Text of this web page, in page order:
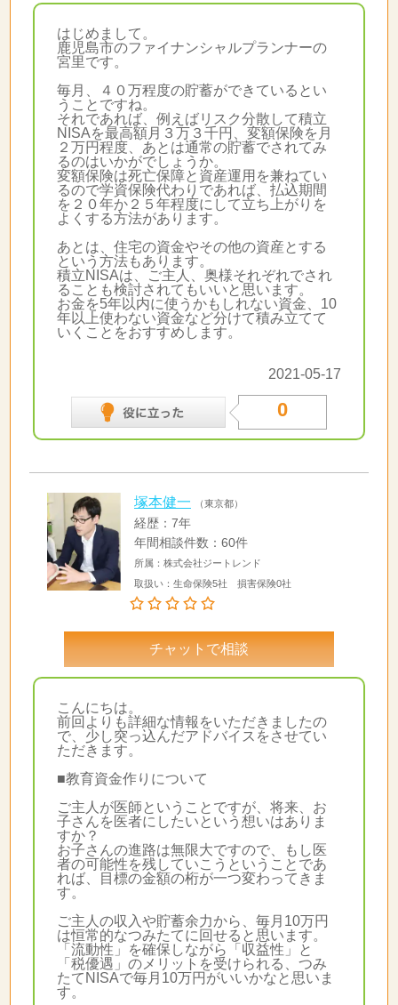
はじめまして。
鹿児島市のファイナンシャルプランナーの
宮里です。
毎月、４０万程度の貯蓄ができているとい
うことですね。
それであれば、例えばリスク分散して積立
NISAを最高額月３万３千円、変額保険を月
２万円程度、あとは通常の貯蓄でされてみ
るのはいかがでしょうか。
変額保険は死亡保障と資産運用を兼ねてい
るので学資保険代わりであれば、払込期間
を２０年か２５年程度にして立ち上がりを
よくする方法があります。
あとは、住宅の資金やその他の資産とする
という方法もあります。
積立NISAは、ご主人、奥様それぞれでされ
ることも検討されてもいいと思います。
お金を5年以内に使うかもしれない資金、10
年以上使わない資金など分けて積み立てて
いくことをおすすめします。
2021-05-17
0
塚本健一 （東京都）
経歴：7年
年間相談件数：60件
所属：株式会社ジートレンド
取扱い：生命保険5社 損害保険0社
チャットで相談
こんにちは。
前回よりも詳細な情報をいただきましたの
で、少し突っ込んだアドバイスをさせてい
ただきます。
■教育資金作りについて
ご主人が医師ということですが、将来、お
子さんを医者にしたいという想いはありま
すか？
お子さんの進路は無限大ですので、もし医
者の可能性を残していこうということであ
れば、目標の金額の桁が一つ変わってきま
す。
ご主人の収入や貯蓄余力から、毎月10万円
は恒常的なつみたてに回せると思います。
「流動性」を確保しながら「収益性」と
「税優遇」のメリットを受けられる、つみ
たてNISAで毎月10万円がいいかなと思いま
す。